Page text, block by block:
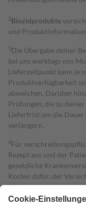
2Biozidprodukte
und
3Die Übergabe deiner
bei uns werktags von
Lieferzeitpunkt kann je
Produktverfügbarkeit
abweichen. Darüber
Prüfungen, die zu
Lieferfrist um die
verlängern.
4Für
Rezept aus und der
gesetzliche
Kosten dafür, der
mit.
Grundsätzlich leisten